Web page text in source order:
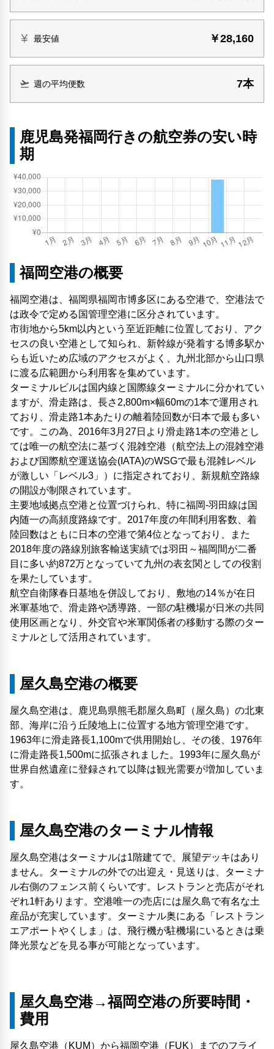
最安値 ￥28,160
週の平均便数 7本
鹿児島発福岡行きの航空券の安い時
期
福岡空港の概要
福岡空港は、福岡県福岡市博多区にある空港で、空港法で
は政令で定める国管理空港に区分されています。
市街地から5km以内という至近距離に位置しており、アク
セスの良い空港として知られ、新幹線が発着する博多駅か
らも近いため広域のアクセスがよく、九州北部から山口県
に渡る広範囲から利用客を集めています。
ターミナルビルは国内線と国際線ターミナルに分かれてい
ますが、滑走路は、長さ2,800m×幅60mの1本で運用され
ており、滑走路1本あたりの離着陸回数が日本で最も多い
です。この為、2016年3月27日より滑走路1本の空港とし
ては唯一の航空法に基づく混雑空港（航空法上の混雑空港
および国際航空運送協会(IATA)のWSGで最も混雑レベル
が激しい「レベル3」）に指定されており、新規航空路線
の開設が制限されています。
主要地域拠点空港と位置づけられ、特に福岡-羽田線は国
内随一の高頻度路線です。2017年度の年間利用客数、着
陸回数はともに日本の空港で第4位となっており、また
2018年度の路線別旅客輸送実績では羽田～福岡間が二番
目に多い約872万となっていて九州の表玄関としての役割
を果たしています。
航空自衛隊春日基地を併設しており、敷地の14％が在日
米軍基地で、滑走路や誘導路、一部の駐機場が日米の共同
使用区画となり、外交官や米軍関係者の移動する際のター
ミナルとして活用されています。
屋久島空港の概要
屋久島空港は、鹿児島県熊毛郡屋久島町（屋久島）の北東
部、海岸に沿う丘陵地上に位置する地方管理空港です。
1963年に滑走路長1,100mで供用開始し、その後、1976年
に滑走路長1,500mに拡張されました。1993年に屋久島が
世界自然遺産に登録されて以降は観光需要が増加していま
す。
屋久島空港のターミナル情報
屋久島空港はターミナルは1階建てで、展望デッキはあり
ません。ターミナルの外での出迎え・見送りは、ターミナ
ル右側のフェンス前くらいです。レストランと売店がそれ
ぞれ1軒あります。空港唯一の売店には屋久島で有名な土
産品が充実しています。ターミナル奥にある「レストラン
エアポートやくしま」は、飛行機が駐機場にいるときは乗
降光景などを見る事が可能となっています。
屋久島空港→福岡空港の所要時間・
費用
屋久島空港（KUM）から福岡空港（FUK）までのフライ